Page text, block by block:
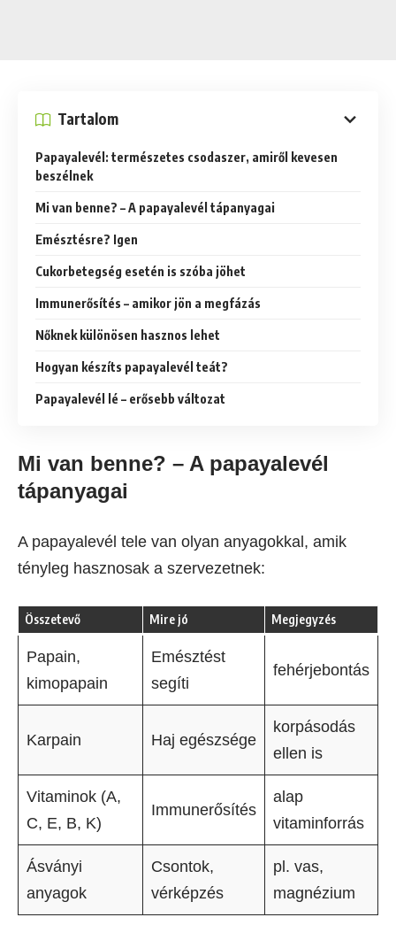
Tartalom
Papayalevél: természetes csodaszer, amiről kevesen
beszélnek
Mi van benne? – A papayalevél tápanyagai
Emésztésre? Igen
Cukorbetegség esetén is szóba jöhet
Immunerősítés – amikor jön a megfázás
Nőknek különösen hasznos lehet
Hogyan készíts papayalevél teát?
Papayalevél lé – erősebb változat
Mi van benne? – A papayalevél
tápanyagai
A papayalevél tele van olyan anyagokkal, amik
tényleg hasznosak a szervezetnek:
Összetevő Mire jó Megjegyzés
Papain,
kimopapain
Emésztést
segíti
fehérjebontás
Karpain Haj egészsége
korpásodás
ellen is
Vitaminok (A,
C, E, B, K)
Immunerősítés
alap
vitaminforrás
Ásványi
anyagok
Csontok,
vérképzés
pl. vas,
magnézium